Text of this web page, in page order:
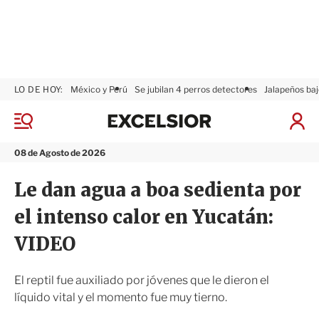
M
n
08 de Agosto de 2026
LO DE HOY: México y Perú Se jubilan 4 perros detectores Jalapeños
I
a
x
s
i
r
Le dan agua a boa sedienta por
el intenso calor en Yucatán:
VIDEO
El reptil fue auxiliado por jóvenes que le dieron el
líquido vital y el momento fue muy tierno.